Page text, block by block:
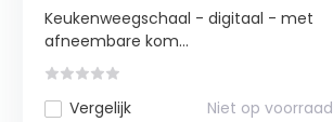
Keukenweegschaal - digitaal - met
afneembare kom...
Vergelijk Niet op voorraad